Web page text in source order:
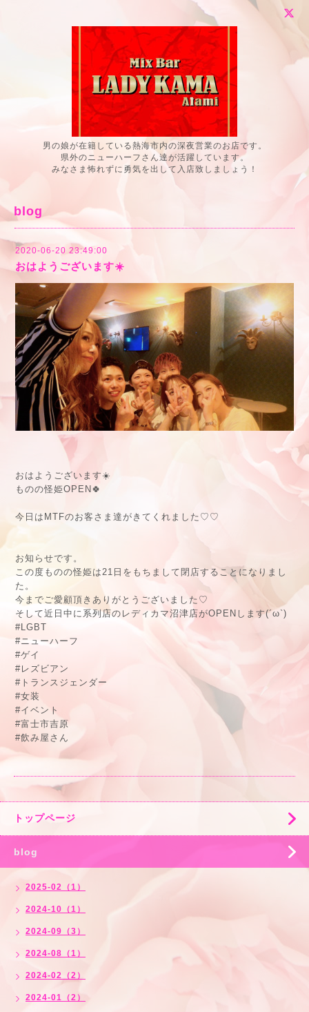
男の娘が在籍している熱海市内の深夜営業のお店です。
県外のニューハーフさん達が活躍しています。
みなさま怖れずに勇気を出して入店致しましょう！
blog
2020-06-20 23:49:00
おはようございます☀️
おはようございます☀️
ものの怪姫OPEN🍀
今日はMTFのお客さま達がきてくれました♡♡
お知らせです。
この度ものの怪姫は21日をもちまして閉店することになりまし
た。
今までご愛顧頂きありがとうございました♡
そして近日中に系列店のレディカマ沼津店がOPENします(´ω`)
#LGBT
#ニューハーフ
#ゲイ
#レズビアン
#トランスジェンダー
#女装
#イベント
#富士市吉原
#飲み屋さん
トップページ
blog
2025-02（1）
2024-10（1）
2024-09（3）
2024-08（1）
2024-02（2）
2024-01（2）